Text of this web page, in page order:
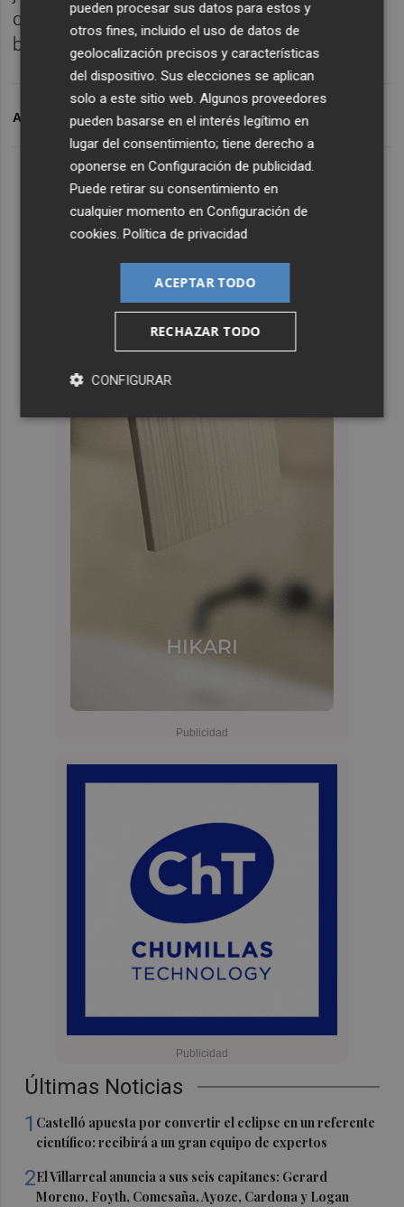
Últimas Noticias
1 Castelló apuesta por convertir el eclipse en un referente
científico: recibirá a un gran equipo de expertos
2El Villarreal anuncia a sus seis capitanes: Gerard
Moreno, Foyth, Comesaña, Ayoze, Cardona y Logan
que cobra a los operadores, y la financiación
bancaria, fundamentalmente con el BEI.
ARCHIVADO EN ADIF
pueden procesar sus datos para estos y
otros fines, incluido el uso de datos de
geolocalización precisos y características
del dispositivo. Sus elecciones se aplican
solo a este sitio web. Algunos proveedores
pueden basarse en el interés legítimo en
lugar del consentimiento; tiene derecho a
oponerse enConfiguración de publicidad
Puede retirar su consentimiento en
cualquier momento enConfiguración de
cookies .Política de privacidad
ACEPTAR TODO
RECHAZAR TODO
CONFIGURAR